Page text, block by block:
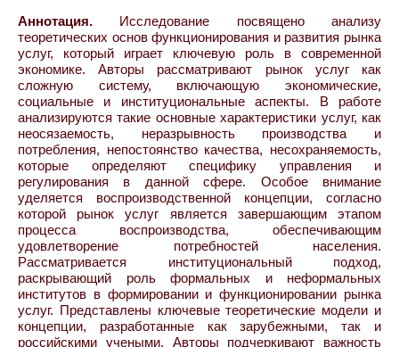
Аннотация. Исследование посвящено анализу
теоретических основ функционирования и развития рынка
услуг, который играет ключевую роль в современной
экономике. Авторы рассматривают рынок услуг как
сложную систему, включающую экономические,
социальные и институциональные аспекты. В работе
анализируются такие основные характеристики услуг, как
неосязаемость, неразрывность производства и
потребления, непостоянство качества, несохраняемость,
которые определяют специфику управления и
регулирования в данной сфере. Особое внимание
уделяется воспроизводственной концепции, согласно
которой рынок услуг является завершающим этапом
процесса воспроизводства, обеспечивающим
удовлетворение потребностей населения.
Рассматривается институциональный подход,
раскрывающий роль формальных и неформальных
институтов в формировании и функционировании рынка
услуг. Представлены ключевые теоретические модели и
концепции, разработанные как зарубежными, так и
российскими учеными. Авторы подчеркивают важность